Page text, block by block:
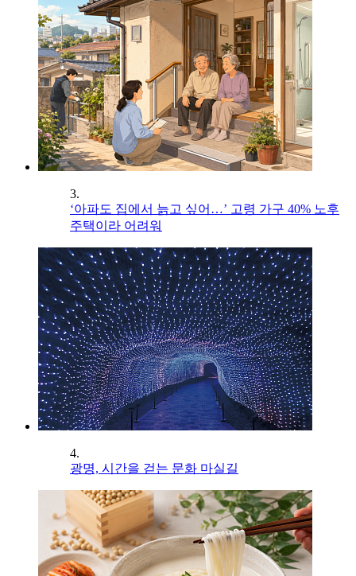
3.
‘아파도 집에서 늙고 싶어…’ 고령 가구 40% 노후
주택이라 어려워
4.
광명, 시간을 걷는 문화 마실길